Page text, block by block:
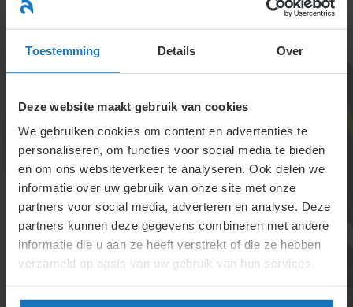
Toestemming Details Over
Deze website maakt gebruik van cookies
We gebruiken cookies om content en advertenties te
personaliseren, om functies voor social media te bieden
en om ons websiteverkeer te analyseren. Ook delen we
informatie over uw gebruik van onze site met onze
partners voor social media, adverteren en analyse. Deze
partners kunnen deze gegevens combineren met andere
informatie die u aan ze heeft verstrekt of die ze hebben
verzameld op basis van uw gebruik van hun services.
naar
inhoud
4.3.7.2.
Pensioenrechten en
scheiding
Bij scheiding wordt het ouderdomspensioen